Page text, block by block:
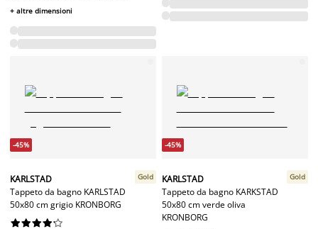
+ altre dimensioni
-45%
KARLSTAD
Tappeto da bagno KARLSTAD
50x80 cm grigio KRONBORG
Gold






-45%
KARLSTAD
Tappeto da bagno KARKSTAD
50x80 cm verde oliva
KRONBORG
Gold